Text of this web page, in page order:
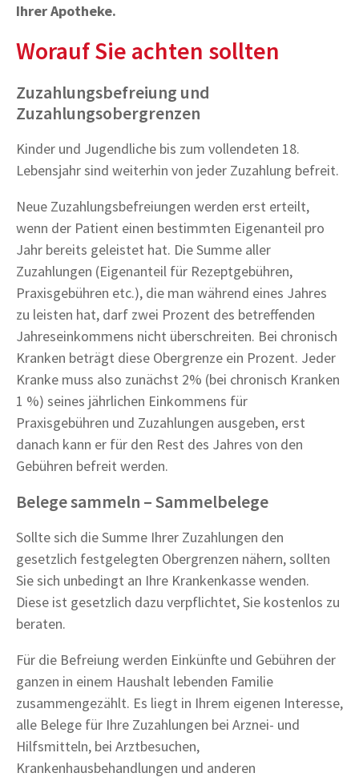
Ihrer Apotheke.
Worauf Sie achten sollten
Zuzahlungsbefreiung und
Zuzahlungsobergrenzen
Kinder und Jugendliche bis zum vollendeten 18.
Lebensjahr sind weiterhin von jeder Zuzahlung befreit.
Neue Zuzahlungsbefreiungen werden erst erteilt,
wenn der Patient einen bestimmten Eigenanteil pro
Jahr bereits geleistet hat. Die Summe aller
Zuzahlungen (Eigenanteil für Rezeptgebühren,
Praxisgebühren etc.), die man während eines Jahres
zu leisten hat, darf zwei Prozent des betreffenden
Jahreseinkommens nicht überschreiten. Bei chronisch
Kranken beträgt diese Obergrenze ein Prozent. Jeder
Kranke muss also zunächst 2% (bei chronisch Kranken
1 %) seines jährlichen Einkommens für
Praxisgebühren und Zuzahlungen ausgeben, erst
danach kann er für den Rest des Jahres von den
Gebühren befreit werden.
Belege sammeln – Sammelbelege
Sollte sich die Summe Ihrer Zuzahlungen den
gesetzlich festgelegten Obergrenzen nähern, sollten
Sie sich unbedingt an Ihre Krankenkasse wenden.
Diese ist gesetzlich dazu verpflichtet, Sie kostenlos zu
beraten.
Für die Befreiung werden Einkünfte und Gebühren der
ganzen in einem Haushalt lebenden Familie
zusammengezählt. Es liegt in Ihrem eigenen Interesse,
alle Belege für Ihre Zuzahlungen bei Arznei- und
Hilfsmitteln, bei Arztbesuchen,
Krankenhausbehandlungen und anderen